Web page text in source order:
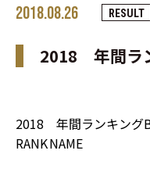
2018.08.26 RESULT
2018 年間ラ
2018 年間ランキング
RANKNAME